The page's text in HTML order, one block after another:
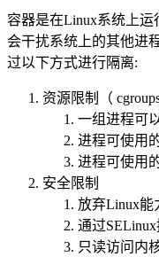
容器是在Linux系统上
会干扰系统上的其他进
过以下方式进行隔离:
资源限制（ cgroups
一组进程可
进程可使用
进程可使用
安全限制
放弃Linux能
通过
只读访问内